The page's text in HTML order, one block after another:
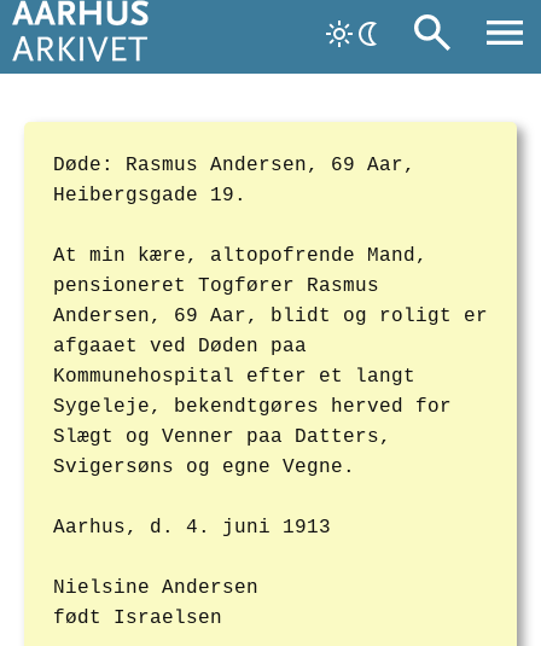
Døde: Rasmus Andersen, 69 Aar,
Heibergsgade 19.
At min kære, altopofrende Mand,
pensioneret Togfører Rasmus
Andersen, 69 Aar, blidt og roligt er
afgaaet ved Døden paa
Kommunehospital efter et langt
Sygeleje, bekendtgøres herved for
Slægt og Venner paa Datters,
Svigersøns og egne Vegne.
Aarhus, d. 4. juni 1913
Nielsine Andersen
født Israelsen